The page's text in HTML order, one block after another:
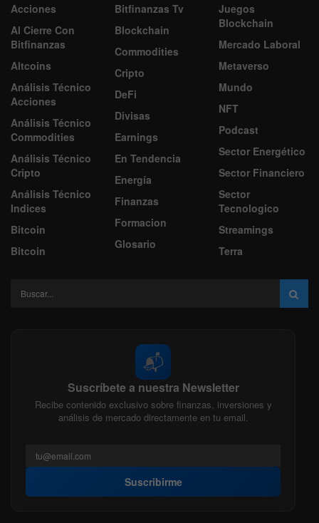
Acciones
Al Cierre Con
Bitfinanzas
Altcoins
Análisis Técnico
Acciones
Análisis Técnico
Commodities
Análisis Técnico
Cripto
Análisis Técnico
Indices
Bitcoin
Bitcoin
Bitfinanzas Tv
Blockchain
Commodities
Cripto
DeFi
Divisas
Earnings
En Tendencia
Energía
Finanzas
Formacion
Glosario
Juegos
Blockchain
Mercado Laboral
Metaverso
Mundo
NFT
Podcast
Sector Energético
Sector Financiero
Sector
Tecnologico
Streamings
Terra
📬
Suscríbete a nuestra Newsletter
Recibe contenido exclusivo sobre finanzas, inversiones y
análisis de mercado directamente en tu email.
Suscribirme